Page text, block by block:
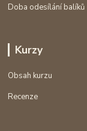
Doba odesílání balíků
Kurzy
Obsah kurzu
Recenze